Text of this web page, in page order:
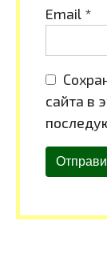
Email *
сайта в